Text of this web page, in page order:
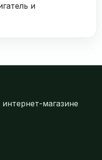
и
магазине